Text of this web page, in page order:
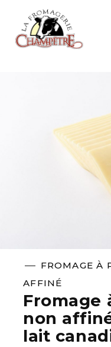
FROMAGE À
AFFINÉ
Fromage
non
lait